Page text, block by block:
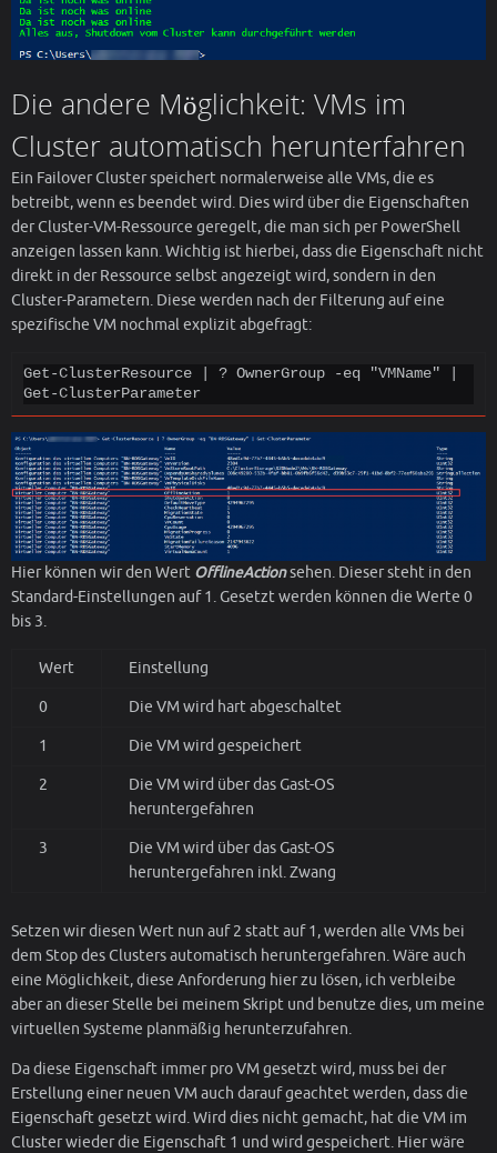
Die andere Möglichkeit: VMs im
Cluster automatisch herunterfahren
Ein Failover Cluster speichert normalerweise alle VMs, die es
betreibt, wenn es beendet wird. Dies wird über die Eigenschaften
der Cluster-VM-Ressource geregelt, die man sich per PowerShell
anzeigen lassen kann. Wichtig ist hierbei, dass die Eigenschaft nicht
direkt in der Ressource selbst angezeigt wird, sondern in den
Cluster-Parametern. Diese werden nach der Filterung auf eine
spezifische VM nochmal explizit abgefragt:
Get-ClusterResource | ? OwnerGroup -eq "VMName" |
Get-ClusterParameter
Hier können wir den Wert OfflineActionsehen. Dieser steht in den
Standard-Einstellungen auf 1. Gesetzt werden können die Werte 0
bis 3.
Wert Einstellung
0 Die VM wird hart abgeschaltet
1 Die VM wird gespeichert
2
Die VM wird über das Gast-OS
heruntergefahren
3
Die VM wird über das Gast-OS
heruntergefahren inkl. Zwang
Setzen wir diesen Wert nun auf 2 statt auf 1, werden alle VMs bei
dem Stop des Clusters automatisch heruntergefahren. Wäre auch
eine Möglichkeit, diese Anforderung hier zu lösen, ich verbleibe
aber an dieser Stelle bei meinem Skript und benutze dies, um meine
virtuellen Systeme planmäßig herunterzufahren.
Da diese Eigenschaft immer pro VM gesetzt wird, muss bei der
Erstellung einer neuen VM auch darauf geachtet werden, dass die
Eigenschaft gesetzt wird. Wird dies nicht gemacht, hat die VM im
Cluster wieder die Eigenschaft 1 und wird gespeichert. Hier wäre